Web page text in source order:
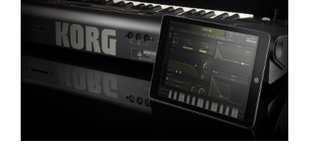
Noticias
Ubicación
Redes Sociales